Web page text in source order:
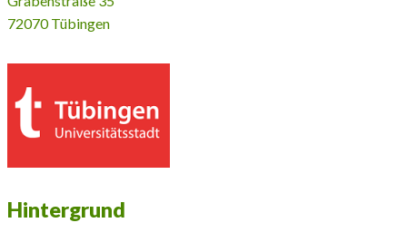
72070 Tübingen
Hintergrund